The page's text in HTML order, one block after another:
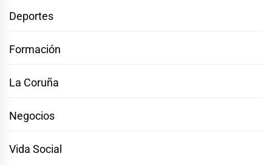
Deportes
Formación
La Coruña
Negocios
Vida Social